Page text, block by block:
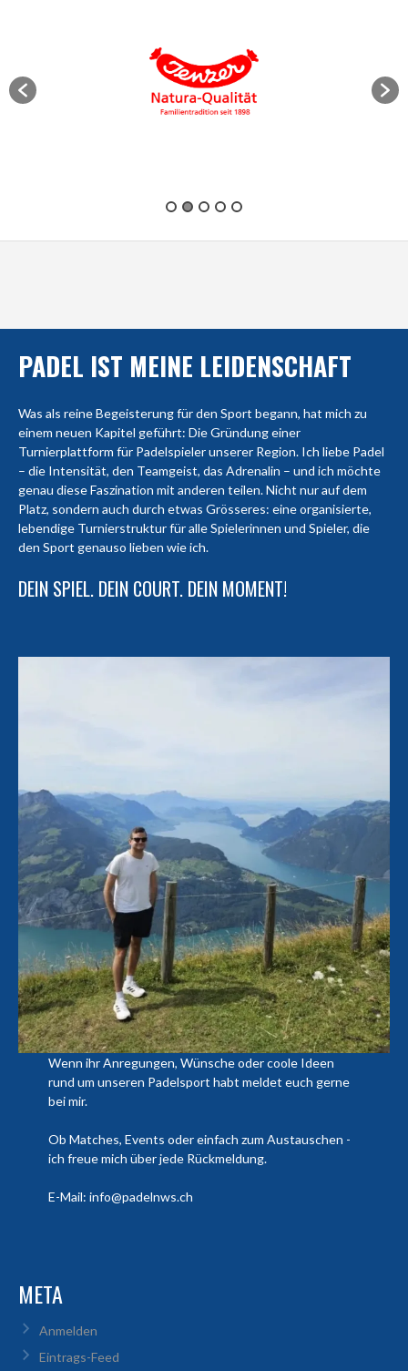
PADEL IST MEINE LEIDENSCHAFT
Was als reine Begeisterung für den Sport begann, hat mich zu
einem neuen Kapitel geführt: Die Gründung einer
Turnierplattform für Padelspieler unserer Region. Ich liebe Padel
– die Intensität, den Teamgeist, das Adrenalin – und ich möchte
genau diese Faszination mit anderen teilen. Nicht nur auf dem
Platz, sondern auch durch etwas Grösseres: eine organisierte,
lebendige Turnierstruktur für alle Spielerinnen und Spieler, die
den Sport genauso lieben wie ich.
DEIN SPIEL. DEIN COURT. DEIN MOMENT!
Wenn ihr Anregungen, Wünsche oder coole Ideen
rund um unseren Padelsport habt meldet euch gerne
bei mir.
Ob Matches, Events oder einfach zum Austauschen -
ich freue mich über jede Rückmeldung.
E-Mail: info@padelnws.ch
META
Anmelden
Eintrags-Feed